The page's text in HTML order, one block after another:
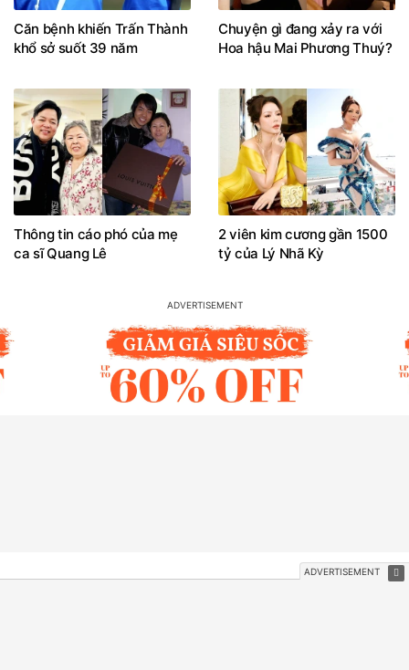
Căn bệnh khiến Trấn Thành
khổ sở suốt 39 năm
Chuyện gì đang xảy ra với
Hoa hậu Mai Phương Thuý?
Thông tin cáo phó của mẹ
ca sĩ Quang Lê
2 viên kim cương gần 1500
tỷ của Lý Nhã Kỳ